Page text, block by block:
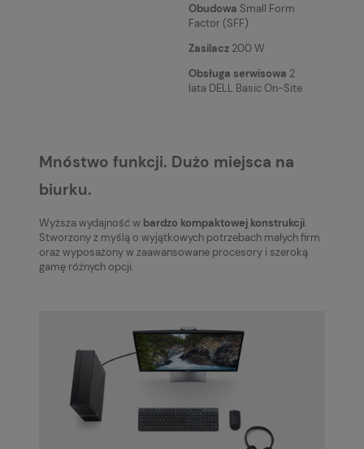
Obudowa Small Form
Factor (SFF)
Zasilacz 200 W
Obsługa serwisowa 2
lata DELL Basic On-Site
Mnóstwo funkcji. Dużo miejsca na
biurku.
Wyższa wydajność w bardzo kompaktowej konstrukcji.
Stworzony z myślą o wyjątkowych potrzebach małych firm
oraz wyposażony w zaawansowane procesory i szeroką
gamę różnych opcji.